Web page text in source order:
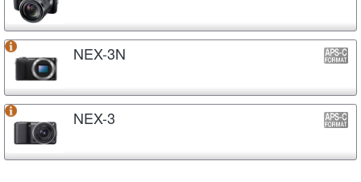
NEX-3N
NEX-3